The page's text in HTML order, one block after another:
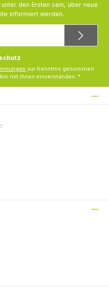
den Ersten sein, über neue
informiert werden.
zur Kenntnis genommen
mit ihnen einverstanden. *